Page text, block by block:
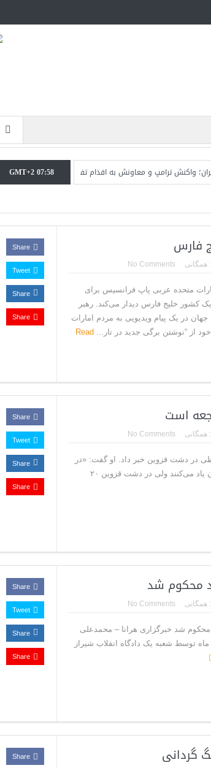
ترامپ و معاونش به اقدام تفرقه‌افکنان/سفر ژنرال منیر به عربستان
GMT+2 07:58
فارس
همگانی No Comments
متحده عربی پاپ فرانسیس برای
یک کشور خلیج فارس دیدار می‌کند. رهبر
جهان در یک پیام ویدیویی به مردم امارات
از “نوشتن برگی جدید در تار... Read
Share
Tweet
Share
Share
است
همگانی No Comments
در دشت قزوین خبر داد. او گفت: «در
جهان از فرونشست چهار میلی‌متری به عنوان بحران یاد می‌کنند ولی در دشت قزوین ۲۰
Share
Tweet
Share
Share
محکوم شد
همگانی No Comments
شد خبرگزاری هرانا – محمدعلی
صنفی معلمان، روز دوشنبه ۸ بهمن ماه توسط شعبه یک دادگاه انقلاب شیراز
Share
Tweet
Share
Share
گردانی Share